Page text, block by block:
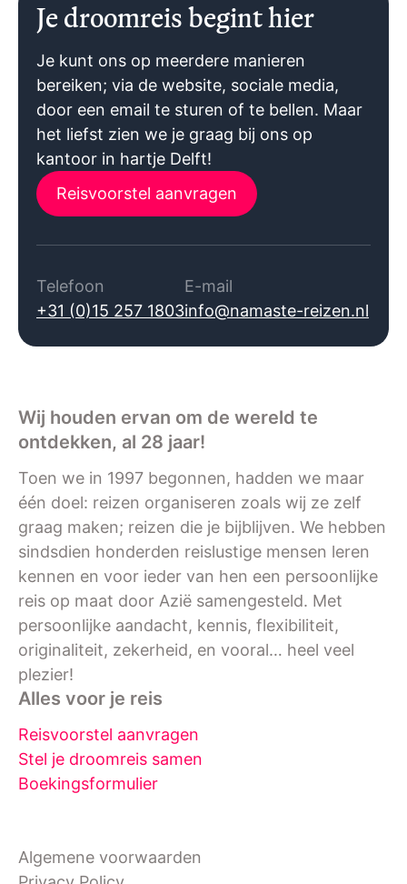
Je droomreis begint hier
Je kunt ons op meerdere manieren
bereiken; via de website, sociale media,
door een email te sturen of te bellen. Maar
het liefst zien we je graag bij ons op
kantoor in hartje Delft!
Reisvoorstel aanvragen
Telefoon
+31 (0)15 257 1803
E-mail
info@namaste-reizen.nl
Wij houden ervan om de wereld te
ontdekken, al 28 jaar!
Toen we in 1997 begonnen, hadden we maar
één doel: reizen organiseren zoals wij ze zelf
graag maken; reizen die je bijblijven. We hebben
sindsdien honderden reislustige mensen leren
kennen en voor ieder van hen een persoonlijke
reis op maat door Azië samengesteld. Met
persoonlijke aandacht, kennis, flexibiliteit,
originaliteit, zekerheid, en vooral… heel veel
plezier!
Alles voor je reis
Reisvoorstel aanvragen
Stel je droomreis samen
Boekingsformulier
Algemene voorwaarden